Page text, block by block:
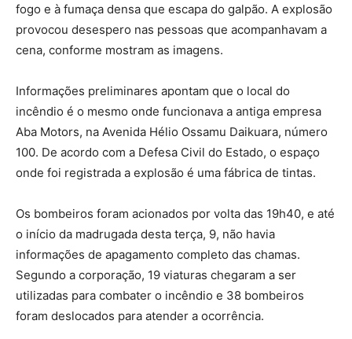
fogo e à fumaça densa que escapa do galpão. A explosão
provocou desespero nas pessoas que acompanhavam a
cena, conforme mostram as imagens.
Informações preliminares apontam que o local do
incêndio é o mesmo onde funcionava a antiga empresa
Aba Motors, na Avenida Hélio Ossamu Daikuara, número
100. De acordo com a Defesa Civil do Estado, o espaço
onde foi registrada a explosão é uma fábrica de tintas.
Os bombeiros foram acionados por volta das 19h40, e até
o início da madrugada desta terça, 9, não havia
informações de apagamento completo das chamas.
Segundo a corporação, 19 viaturas chegaram a ser
utilizadas para combater o incêndio e 38 bombeiros
foram deslocados para atender a ocorrência.